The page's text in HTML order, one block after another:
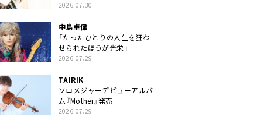
2026.07.30
中島卓偉
「たったひとりの人生を狂わ
せられたほうが光栄」
2026.07.29
TAIRIK
ソロメジャーデビューアルバ
ム『Mother』発売
2026.07.29